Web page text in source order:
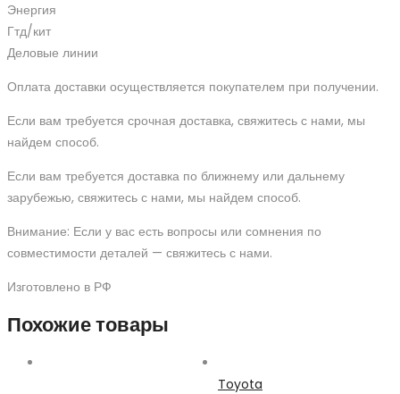
Энергия
Гтд/кит
Деловые линии
Оплата доставки осуществляется покупателем при получении.
Если вам требуется срочная доставка, свяжитесь с нами, мы
найдем способ.
Если вам требуется доставка по ближнему или дальнему
зарубежью, свяжитесь с нами, мы найдем способ.
Внимание: Если у вас есть вопросы или сомнения по
совместимости деталей — свяжитесь с нами.
Изготовлено в РФ
Похожие товары
Toyota